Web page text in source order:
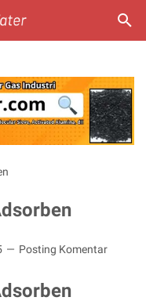
Posting Komentar